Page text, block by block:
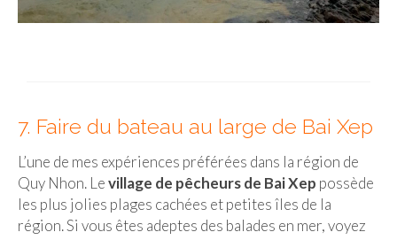
7. Faire du bateau au large de Bai Xep
L’une de mes expériences préférées dans la région de
Quy Nhon. Levillage de pêcheurs de Bai Xep possède
les plus jolies plages cachées et petites îles de la
région. Si vous êtes adeptes des balades en mer, voyez